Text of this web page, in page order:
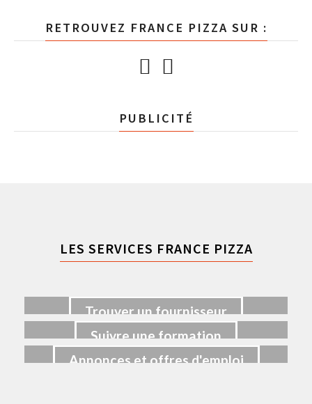
RETROUVEZ FRANCE PIZZA SUR :
PUBLICITÉ
LES SERVICES FRANCE PIZZA
Trouver un fournisseur
Suivre une formation
Annonces et offres d'emploi